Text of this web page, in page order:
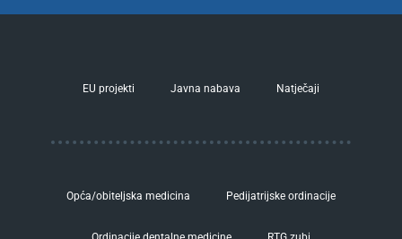
EU projekti Javna nabava Natječaji
Opća/obiteljska medicina Pedijatrijske ordinacije